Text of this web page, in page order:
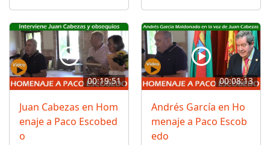
00:19:51
Juan Cabezas en Hom
enaje a Paco Escobed
o
00:08:13
Andrés García en Ho
menaje a Paco Escob
edo